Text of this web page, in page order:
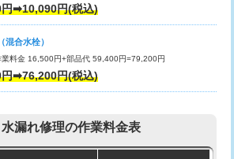
・埋め戻し作業）
未満）
以上）
壁付・デッキ
（壁付・デッキ
16,500円+材料費
））
部品） 11,000円+材料費
➡10,090円(税込)
混合水栓）
料金 16,500円+部品代 59,400円=79,200円
➡76,200円(税込)
漏れ修理の作業料金表